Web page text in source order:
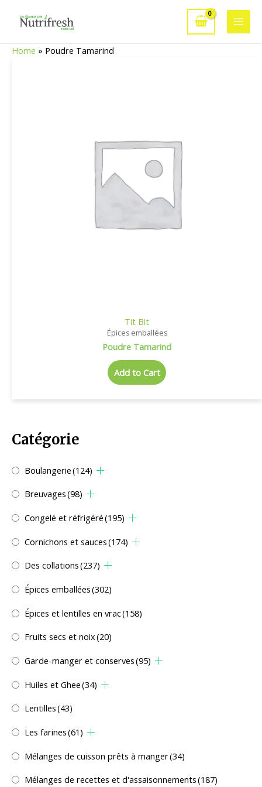
Main
Catégorie
Boulangerie(124)
Breuvages(98)
Congelé et réfrigéré(195)
Cornichons et sauces(174)
Des collations(237)
Épices emballées(302)
Épices et lentilles en vrac(158)
Fruits secs et noix(20)
Garde-manger et conserves(95)
Huiles et Ghee(34)
Lentilles(43)
Les farines(61)
Mélanges de cuisson prêts à manger(34)
Mélanges de recettes et d'assaisonnements(187)
Home » Poudre Tamarind
Tit Bit
Épices emballées
Poudre Tamarind
Add to Cart